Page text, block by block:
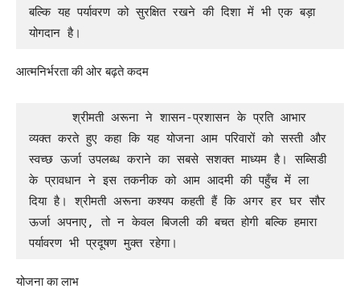
बल्कि यह पर्यावरण को सुरक्षित रखने की दिशा में भी एक बड़ा
योगदान है।
आत्मनिर्भरता की ओर बढ़ते कदम
      श्रीमती अरूना ने शासन-प्रशासन के प्रति आभार
व्यक्त करते हुए कहा कि यह योजना आम परिवारों को सस्ती और
स्वच्छ ऊर्जा उपलब्ध कराने का सबसे सशक्त माध्यम है। सब्सिडी
के प्रावधान ने इस तकनीक को आम आदमी की पहुँच में ला
दिया है। श्रीमती अरूना कश्यप कहती हैं कि अगर हर घर सौर
ऊर्जा अपनाए, तो न केवल बिजली की बचत होगी बल्कि हमारा
पर्यावरण भी प्रदूषण मुक्त रहेगा।
योजना का लाभ